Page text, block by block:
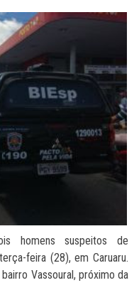
homens suspeitos de
feira (28), em Caruaru.
Vassoural, próximo da